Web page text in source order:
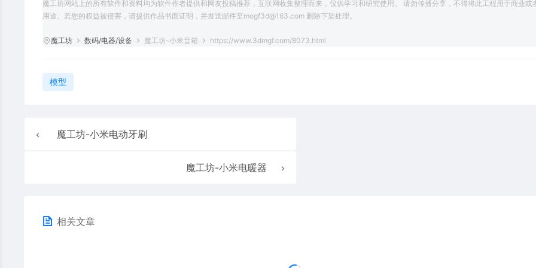
魔工坊网站上的所有软件和资料均为软件作者提供和网友投稿推荐，互联网收集整理而来，仅供学习和研究使用。 请勿传播分享，不得将此工程用于商业或
用途。若您的权益被侵害，请提供作品书面证明，并发送邮件至mogf3d@163.com 删除下架处理。
魔工坊 数码/电器/设备 魔工坊-小米音箱 https://www.3dmgf.com/8073.html
模型
魔工坊-小米电动牙刷
魔工坊-小米电暖器
相关文章